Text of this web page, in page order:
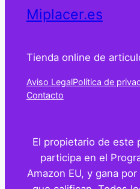
Miplacer.es
Tienda online de
Aviso LegalPolítica de
Contacto
El propietario de este
participa en el
Amazon EU, y gana